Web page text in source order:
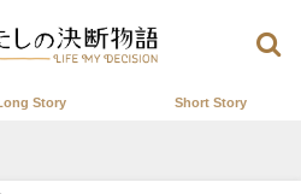
Story Short Story